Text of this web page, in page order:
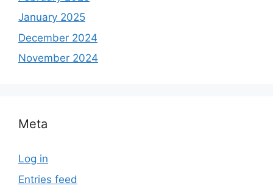
January 2025
December 2024
November 2024
Meta
Log in
Entries feed